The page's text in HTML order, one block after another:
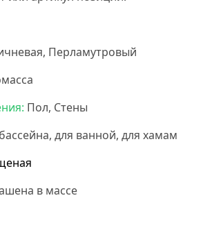
Перламутровый
Пол, Стены
для ванной, для хамам
в массе